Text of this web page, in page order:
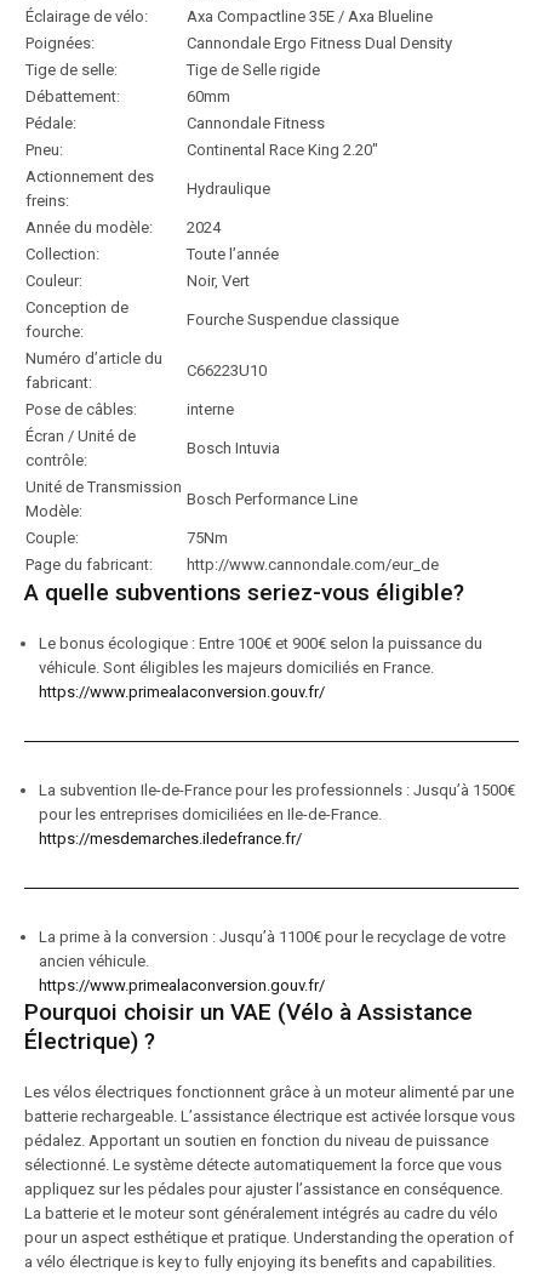
Éclairage de vélo:
Axa Compactline 35E / Axa Blueline
Poignées:
Cannondale Ergo Fitness Dual Density
Tige de selle:
Tige de Selle rigide
Débattement:
60mm
Pédale:
Cannondale Fitness
Pneu:
Continental Race King 2.20″
Actionnement des
freins:
Hydraulique
Année du modèle:
2024
Collection:
Toute l’année
Couleur:
Noir, Vert
Conception de
fourche:
Fourche Suspendue classique
Numéro d’article du
fabricant:
C66223U10
Pose de câbles:
interne
Écran / Unité de
contrôle:
Bosch Intuvia
Unité de Transmission
Modèle:
Bosch Performance Line
Couple:
75Nm
Page du fabricant:
http://www.cannondale.com/eur_de
A quelle subventions seriez-vous éligible?
Le bonus écologique : Entre 100€ et 900€ selon la puissance du
véhicule. Sont éligibles les majeurs domiciliés en France.
https://www.primealaconversion.gouv.fr/
La subvention Ile-de-France pour les professionnels : Jusqu’à 1500€
pour les entreprises domiciliées en Ile-de-France.
https://mesdemarches.iledefrance.fr/
La prime à la conversion : Jusqu’à 1100€ pour le recyclage de votre
ancien véhicule.
https://www.primealaconversion.gouv.fr/
Pourquoi choisir un VAE (Vélo à Assistance
Électrique) ?
Les vélos électriques fonctionnent grâce à un moteur alimenté par une
batterie rechargeable. L’assistance électrique est activée lorsque vous
pédalez. Apportant un soutien en fonction du niveau de puissance
sélectionné. Le système détecte automatiquement la force que vous
appliquez sur les pédales pour ajuster l’assistance en conséquence.
La batterie et le moteur sont généralement intégrés au cadre du vélo
pour un aspect esthétique et pratique. Understanding the operation of
a vélo électrique is key to fully enjoying its benefits and capabilities.